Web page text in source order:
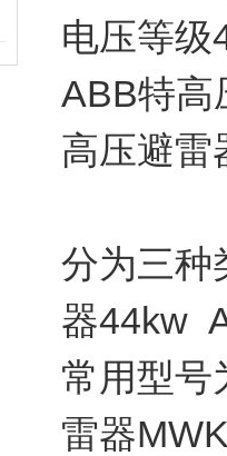
电压等
ABB特
高压避
分为三种
器44kw
常用型
雷器